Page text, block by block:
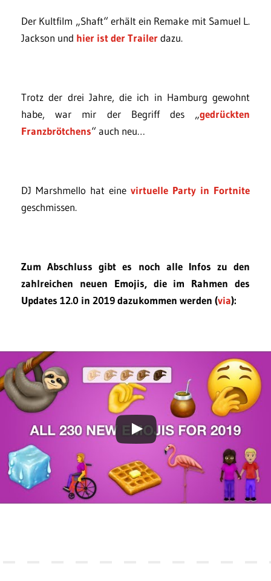
Der Kultfilm „Shaft“ erhält ein Remake mit Samuel L.
Jackson und hier ist der Trailerdazu.
Trotz der drei Jahre, die ich in Hamburg gewohnt
habe, war mir der Begriff des „gedrückten
Franzbrötchens“ auch neu…
DJ Marshmello hat eine virtuelle Party in Fortnite
geschmissen.
Zum Abschluss gibt es noch alle Infos zu den
zahlreichen neuen Emojis, die im Rahmen des
Updates 12.0 in 2019 dazukommen werden (via):